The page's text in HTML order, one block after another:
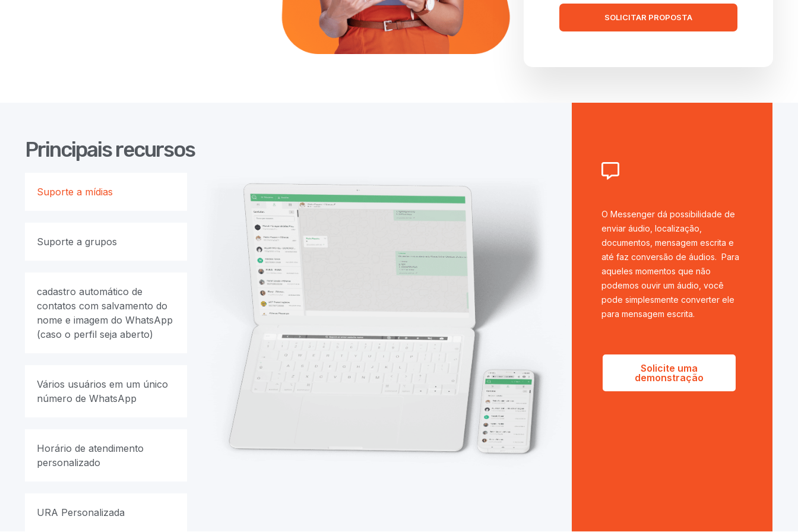
SOLICITAR PROPOSTA
Principais recursos
Suporte a mídias
Suporte a grupos
cadastro automático de
contatos com salvamento do
nome e imagem do WhatsApp
(caso o perfil seja aberto)
Vários usuários em um único
número de WhatsApp
Horário de atendimento
personalizado
URA Personalizada
O Messenger dá possibilidade de
enviar áudio, localização,
documentos, mensagem escrita e
até faz conversão de áudios. Para
aqueles momentos que não
podemos ouvir um áudio, você
pode simplesmente converter ele
para mensagem escrita.
Solicite uma
demonstração